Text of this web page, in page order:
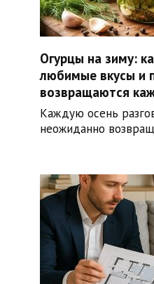
Огурцы на зиму:
любимые вкусы и
возвращаются
Каждую осень
неожиданно